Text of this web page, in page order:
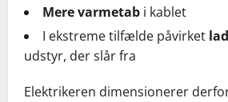
Mere varmetab i kablet
I ekstreme tilfælde påvirket
udstyr, der slår fra
Elektrikeren dimensionerer